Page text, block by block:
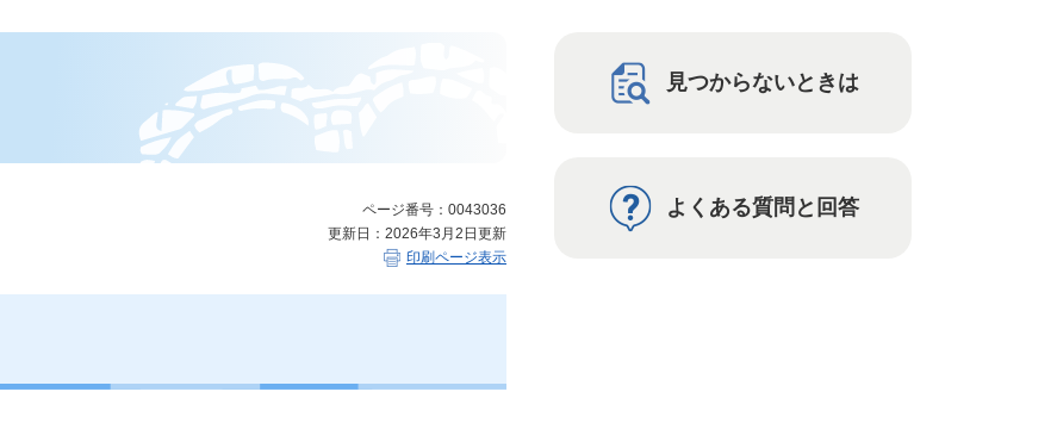
ページ番号：0043036
更新日：2026年3月2日更新
印刷ページ表示
見つからないときは
よくある質問と回答